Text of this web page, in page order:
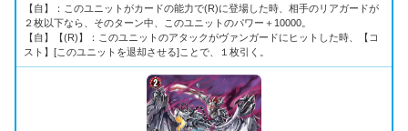
【自】：このユニットがカードの能力で(R)に登場した時、相手のリアガードが
２枚以下なら、そのターン中、このユニットのパワー＋10000。
【自】【(R)】：このユニットのアタックがヴァンガードにヒットした時、【コ
スト】[このユニットを退却させる]ことで、１枚引く。